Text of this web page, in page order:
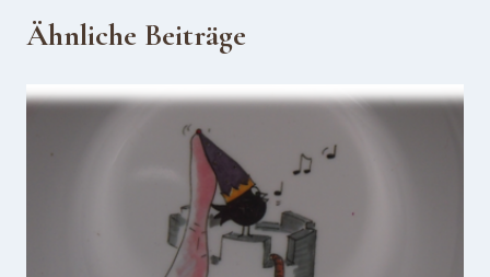
Ähnliche Beiträge